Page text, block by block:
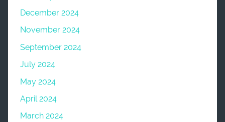
December 2024
November 2024
September 2024
July 2024
May 2024
April 2024
March 2024